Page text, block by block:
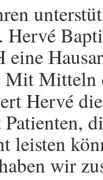
Hervé
Mit
Hervé
leisten
wir